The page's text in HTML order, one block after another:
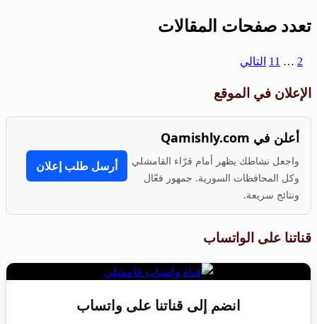
تعدد صفحات المقالات
2
…
11 التالي
الإعلان في الموقع
أعلن في Qamishly.com
واجعل نشاطك يظهر أمام قرّاء القامشلي
وكل المحافظات السورية. جمهور فعّال
ونتائج سريعة.
أرسل طلب إعلان
قناتنا على الواتساب
انضم إلى قناتنا على واتساب